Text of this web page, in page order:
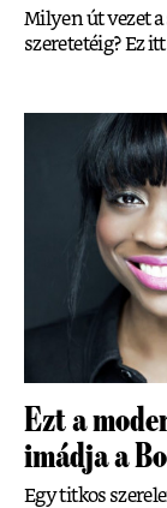
Milyen út vezet
szeretetéig? Ez
Ezt a
imádja a
Egy titkos